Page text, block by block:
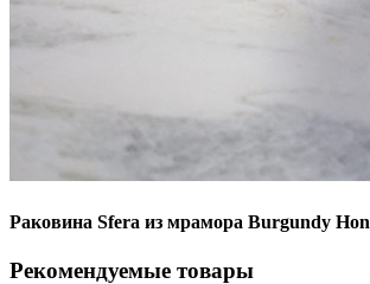
Раковина Sfera из мрамора Burgundy
Рекомендуемые товары